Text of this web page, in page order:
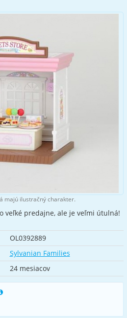
majú ilustračný charakter.
veľké predajne, ale je veľmi útulná!
OL0392889
Sylvanian Families
24 mesiacov